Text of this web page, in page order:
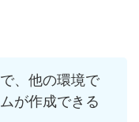
、他の環境で
が作成できる